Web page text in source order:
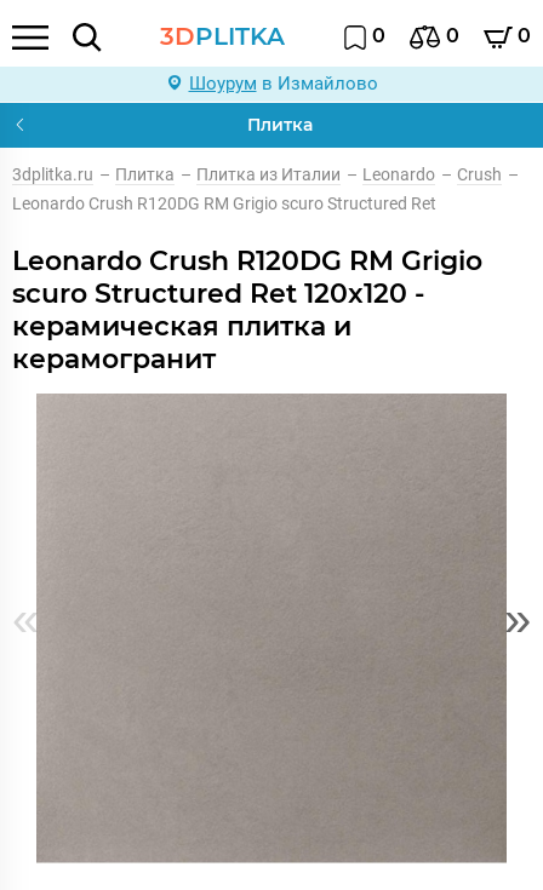
3DPLITKA 0 0 0
Шоурум в Измайлово
Плитка
3dplitka.ru – Плитка – Плитка из Италии – Leonardo – Crush –
Leonardo Crush R120DG RM Grigio scuro Structured Ret
Leonardo Crush R120DG RM Grigio
scuro Structured Ret 120x120 -
керамическая плитка и
керамогранит
« »